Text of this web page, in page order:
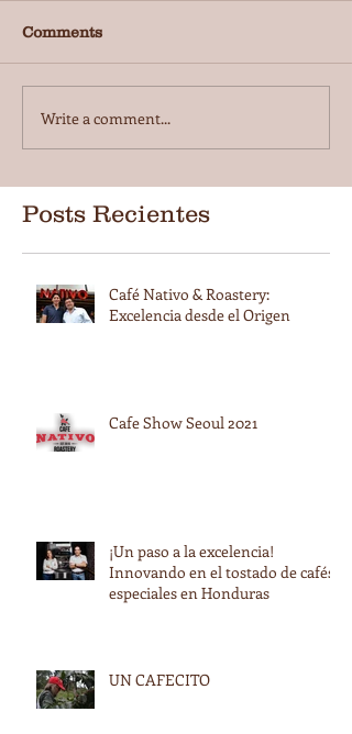
Comments
Write a comment...
Posts Recientes
Café Nativo & Roastery:
Excelencia desde el Origen
Cafe Show Seoul 2021
¡Un paso a la excelencia!
Innovando en el tostado de cafés
especiales en Honduras
UN CAFECITO